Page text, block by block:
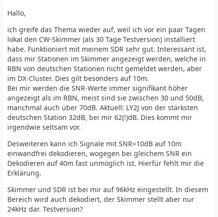
Hallo,
ich greife das Thema wieder auf, weil ich vor ein paar Tagen
lokal den CW-Skimmer (als 30 Tage Testversion) installiert
habe. Funktioniert mit meinem SDR sehr gut. Interessant ist,
dass mir Stationen im Skimmer angezeigt werden, welche in
RBN von deutschen Stationen nicht gemeldet werden, aber
im DX-Cluster. Dies gilt besonders auf 10m.
Bei mir werden die SNR-Werte immer signifikant höher
angezeigt als im RBN, meist sind sie zwischen 30 und 50dB,
manchmal auch über 70dB. Aktuell: LY2J von der stärksten
deutschen Station 32dB, bei mir 62(!)dB. Dies kommt mir
irgendwie seltsam vor.
Desweiteren kann ich Signale mit SNR=10dB auf 10m
einwandfrei dekodieren, wogegen bei gleichem SNR ein
Dekodieren auf 40m fast unmöglich ist. Hierfür fehlt mir die
Erklärung.
Skimmer und SDR ist bei mir auf 96kHz eingestellt. In diesem
Bereich wird auch dekodiert, der Skimmer stellt aber nur
24kHz dar. Testversion?